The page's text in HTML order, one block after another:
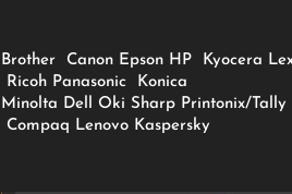
Brother Canon Epson HP Kyocera
Ricoh Panasonic
Konica
Minolta Dell Oki Sharp Printonix/Tally
Compaq Lenovo Kaspersky